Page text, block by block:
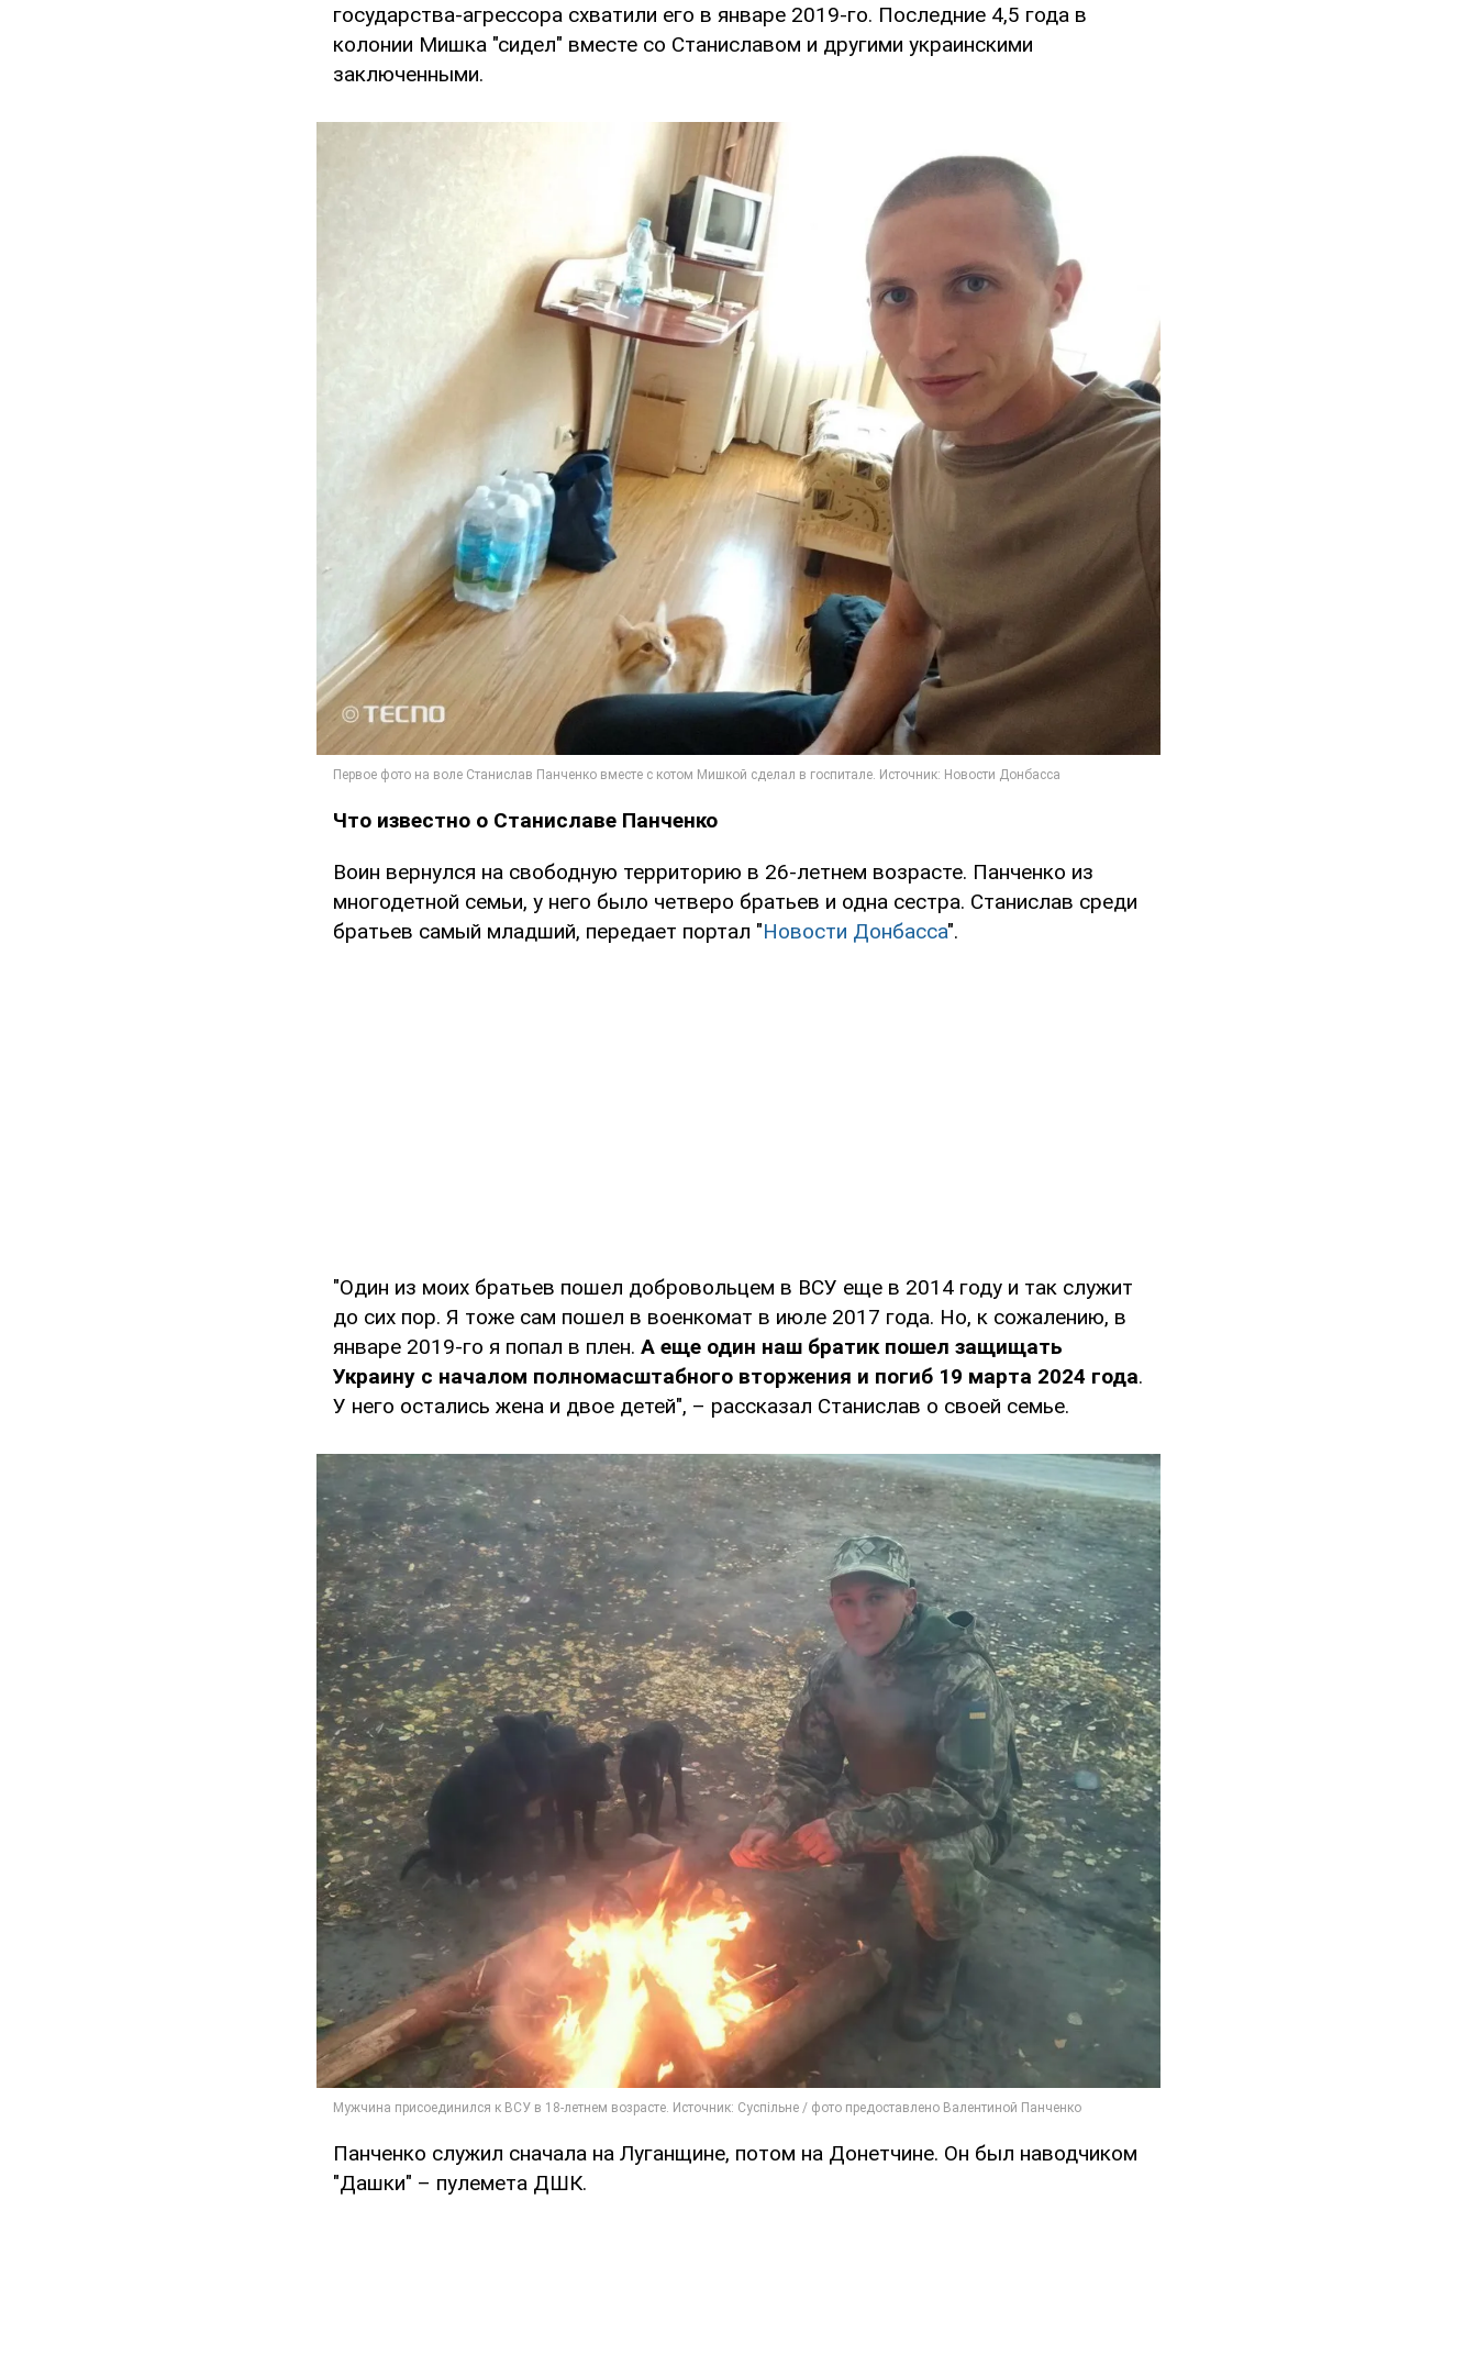
государства-агрессора схватили его в январе 2019-го. Последние 4,5 года в
колонии Мишка "сидел" вместе со Станиславом и другими украинскими
заключенными.
Что известно о Станиславе Панченко
Воин вернулся на свободную территорию в 26-летнем возрасте. Панченко из
многодетной семьи, у него было четверо братьев и одна сестра. Станислав среди
братьев самый младший, передает портал "Новости Донбасса".
"Один из моих братьев пошел добровольцем в ВСУ еще в 2014 году и так служит
до сих пор. Я тоже сам пошел в военкомат в июле 2017 года. Но, к сожалению, в
январе 2019-го я попал в плен. А еще один наш братик пошел защищать
Украину с началом полномасштабного вторжения и погиб 19 марта 2024 года.
У него остались жена и двое детей", – рассказал Станислав о своей семье.
Панченко служил сначала на Луганщине, потом на Донетчине. Он был наводчиком
"Дашки" – пулемета ДШК.